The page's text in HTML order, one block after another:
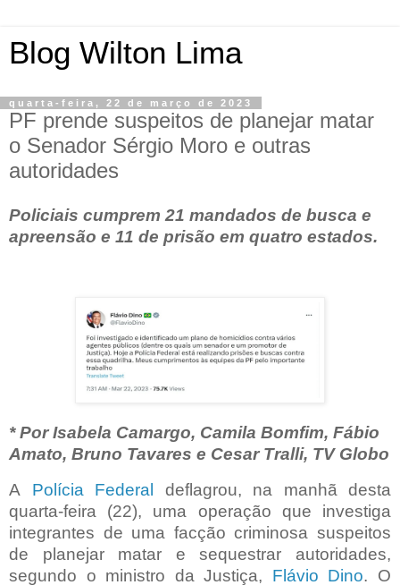
Blog Wilton Lima
quarta-feira, 22 de março de 2023
PF prende suspeitos de planejar matar
o Senador Sérgio Moro e outras
autoridades
Policiais cumprem 21 mandados de busca e
apreensão e 11 de prisão em quatro estados.
* Por Isabela Camargo, Camila Bomfim, Fábio
Amato, Bruno Tavares e Cesar Tralli, TV Globo
A Polícia Federal
deflagrou, na manhã desta
quarta-feira (22), uma operação que investiga
integrantes de uma facção criminosa suspeitos
de planejar matar e sequestrar autoridades,
segundo o ministro da Justiça, Flávio Dino. O